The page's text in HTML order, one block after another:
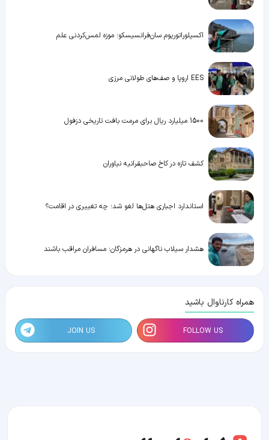
اکسپلوراتوریوم سان‌فرانسیسکو؛ موزه لمس‌کردنی علم
EES اروپا و صف‌های طولانی مرزی
1500 میلیارد ریال برای مرمت بافت تاریخی دزفول
کشف تازه در کاخ صاحبقرانیه نیاوران
استاندارد اجباری هتل‌ها لغو شد؛ چه تغییری در اقامت؟
هشدار سیلاب ناگهانی در هرمزگان؛ مسافران مراقب باشند
همراه کارناوال باشید
FOLLOW US
JOIN US